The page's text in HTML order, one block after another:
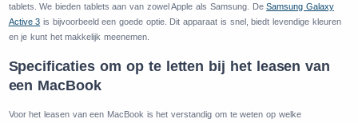
tablets. We bieden tablets aan van zowel Apple als Samsung. DeSamsung Galaxy
Active 3 is bijvoorbeeld een goede optie. Dit apparaat is snel, biedt levendige kleuren
en je kunt het makkelijk meenemen.
Specificaties om op te letten bij het leasen van
een MacBook
Voor het leasen van een MacBook is het verstandig om te weten op welke